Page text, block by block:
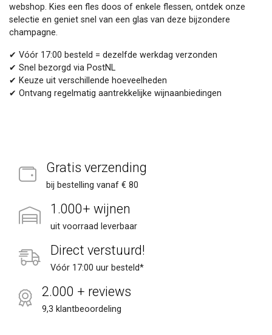
webshop. Kies een fles doos of enkele flessen, ontdek onze
selectie en geniet snel van een glas van deze bijzondere
champagne.
✔ Vóór 17:00 besteld = dezelfde werkdag verzonden
✔ Snel bezorgd via PostNL
✔ Keuze uit verschillende hoeveelheden
✔ Ontvang regelmatig aantrekkelijke wijnaanbiedingen
Gratis verzending
bij bestelling vanaf € 80
1.000+ wijnen
uit voorraad leverbaar
Direct verstuurd!
Vóór 17:00 uur besteld*
2.000 + reviews
9,3 klantbeoordeling